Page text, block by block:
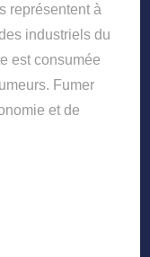
représentent à
industriels du
est consumée
Fumer
et de